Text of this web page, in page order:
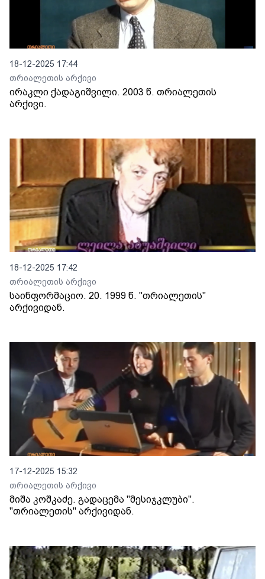
18-12-2025 17:44
თრიალეთის არქივი
ირაკლი ქადაგიშვილი. 2003 წ. თრიალეთის
არქივი.
18-12-2025 17:42
თრიალეთის არქივი
საინფორმაციო. 20. 1999 წ. "თრიალეთის"
არქივიდან.
17-12-2025 15:32
თრიალეთის არქივი
მიშა კოშკაძე. გადაცემა "მესიჯკლუბი".
"თრიალეთის" არქივიდან.